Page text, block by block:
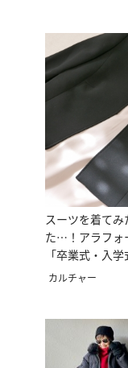
スーツを着て
た…！アラフォ
「卒業式・入
な失敗談」
カルチャー